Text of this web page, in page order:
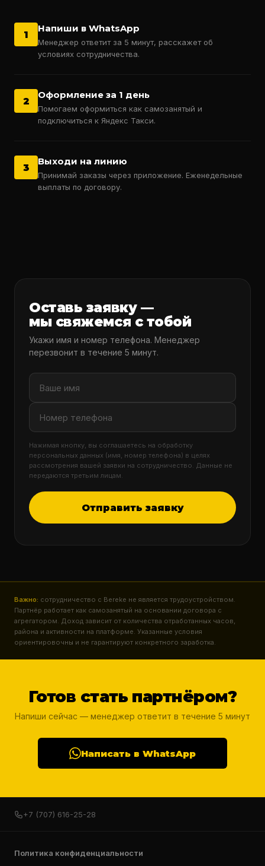
1
Напиши в WhatsApp
Менеджер ответит за 5 минут, расскажет об
условиях сотрудничества.
2
Оформление за 1 день
Помогаем оформиться как самозанятый и
подключиться к Яндекс Такси.
3
Выходи на линию
Принимай заказы через приложение. Еженедельные
выплаты по договору.
Оставь заявку —
мы свяжемся с тобой
Укажи имя и номер телефона. Менеджер
перезвонит в течение 5 минут.
Нажимая кнопку, вы соглашаетесь на обработку
персональных данных (имя, номер телефона) в целях
рассмотрения вашей заявки на сотрудничество. Данные не
передаются третьим лицам.
Отправить заявку
Важно: сотрудничество с Bereke не является трудоустройством.
Партнёр работает как самозанятый на основании договора с
агрегатором. Доход зависит от количества отработанных часов,
района и активности на платформе. Указанные условия
ориентировочны и не гарантируют конкретного заработка.
Готов стать партнёром?
Напиши сейчас — менеджер ответит в течение 5 минут
Написать в WhatsApp
+7 (707) 616-25-28
Политика конфиденциальности